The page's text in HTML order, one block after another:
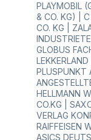
einer Menge
Anfrage ist
vereinzelt ein
individuellen
Angebot!
PLAYMOBIL
& CO. KG) |
CO. KG |
GLOBUS
PLUSPUNKT
HELLMANN
CO.KG |
VERLAG
RAIFFEISEN
ASICS